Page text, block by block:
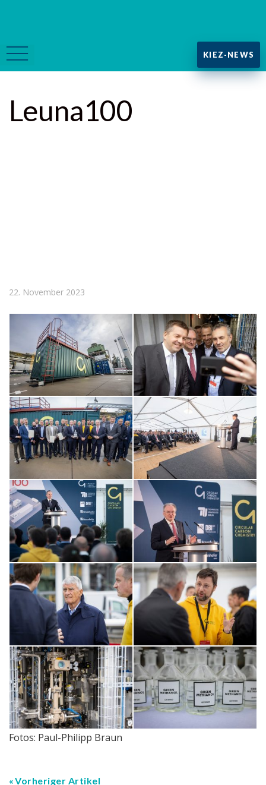
KIEZ-NEWS
Leuna100
22. November 2023
Fotos: Paul-Philipp Braun
Vorheriger Artikel